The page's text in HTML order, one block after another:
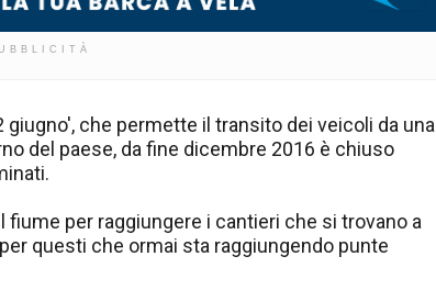
che permette il transito dei veicoli da una
del paese, da fine dicembre 2016 è chiuso
per raggiungere i cantieri che si trovano a
questi che ormai sta raggiungendo punte